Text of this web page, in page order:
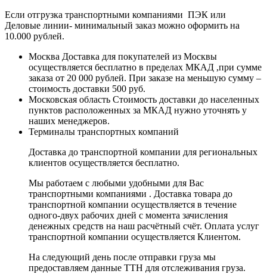
Если отгрузка транспортными компаниями ПЭК или
Деловые линии- минимальный заказ можно оформить на
10.000 рублей.
Москва Доставка для покупателей из Москвы
осуществляется бесплатно в пределах МКАД ,при сумме
заказа от 20 000 рублей. При заказе на меньшую сумму –
стоимость доставки 500 руб.
Московская область Стоимость доставки до населенных
пунктов расположенных за МКАД нужно уточнять у
наших менеджеров.
Терминалы транспортных компаний
Доставка до транспортной компании для региональных
клиентов осуществляется бесплатно.
Мы работаем с любыми удобными для Вас
транспортными компаниями . Доставка товара до
транспортной компании осуществляется в течение
одного-двух рабочих дней с момента зачисления
денежных средств на наш расчётный счёт. Оплата услуг
транспортной компании осуществляется Клиентом.
На следующий день после отправки груза мы
предоставляем данные ТТН для отслеживания груза.